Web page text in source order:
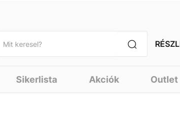
Sikerlista Akciók Outlet